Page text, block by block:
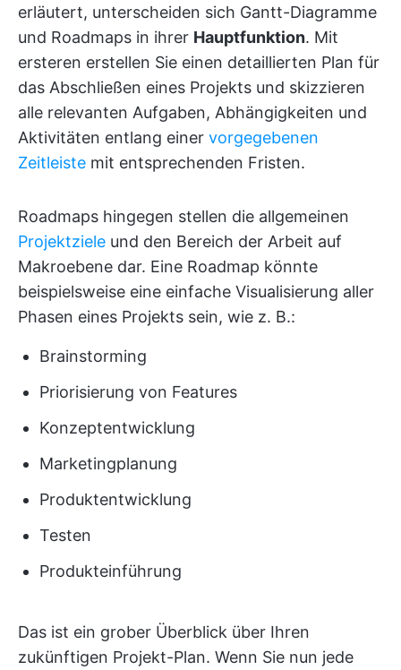
erläutert, unterscheiden sich Gantt-Diagramme
und Roadmaps in ihrer Hauptfunktion. Mit
ersteren erstellen Sie einen detaillierten Plan für
das Abschließen eines Projekts und skizzieren
alle relevanten Aufgaben, Abhängigkeiten und
Aktivitäten entlang einer vorgegebenen
Zeitleiste mit entsprechenden Fristen.
Roadmaps hingegen stellen die allgemeinen
Projektziele und den Bereich der Arbeit auf
Makroebene dar. Eine Roadmap könnte
beispielsweise eine einfache Visualisierung aller
Phasen eines Projekts sein, wie z. B.:
Brainstorming
Priorisierung von Features
Konzeptentwicklung
Marketingplanung
Produktentwicklung
Testen
Produkteinführung
Das ist ein grober Überblick über Ihren
zukünftigen Projekt-Plan. Wenn Sie nun jede